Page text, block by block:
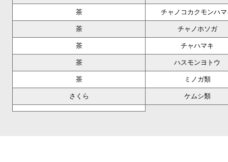
茶 チャノコカクモンハ
茶 チャノホソガ
茶 チャハマキ
茶 ハスモンヨトウ
茶 ミノガ類
さくら ケムシ類